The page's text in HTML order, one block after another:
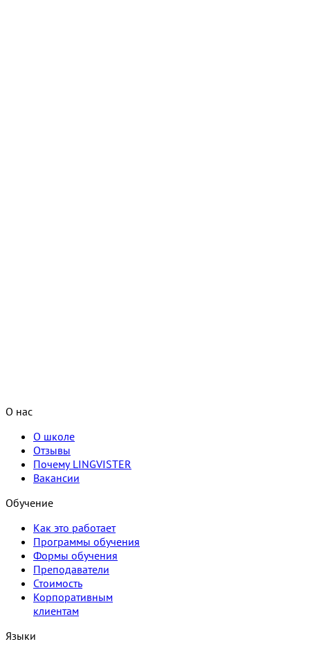
О нас
О школе
Отзывы
Почему LINGVISTER
Вакансии
Обучение
Как это работает
Программы обучения
Формы обучения
Преподаватели
Стоимость
Корпоративным
клиентам
Языки